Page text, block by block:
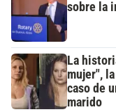
sobre la
La
mujer",
caso de
marido